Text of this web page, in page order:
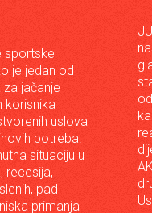
sportske
je jedan od
jačanje
korisnika
uslova
potreba.
situaciju u
recesija,
pad
primanja